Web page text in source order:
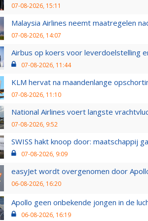
07-08-2026, 15:11
Malaysia Airlines neemt maatregelen
07-08-2026, 14:07
Airbus op koers voor leverdoelstelling
07-08-2026, 11:44
KLM hervat na maandenlange
07-08-2026, 11:10
National Airlines voert langste
07-08-2026, 9:52
SWISS hakt knoop door: maatschappij
07-08-2026, 9:09
easyJet wordt overgenomen door
06-08-2026, 16:20
Apollo geen onbekende jongen in de
06-08-2026, 16:19